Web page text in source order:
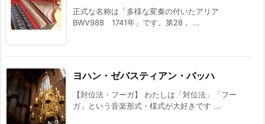
正式な名称は「多様な変奏の付いたアリア
BWV988 1741年」です。第28， ...
ヨハン・ゼバスティアン・バッハ
【対位法・フーガ】 わたしは「対位法」「フー
ガ」という音楽形式・様式が大好きです ...